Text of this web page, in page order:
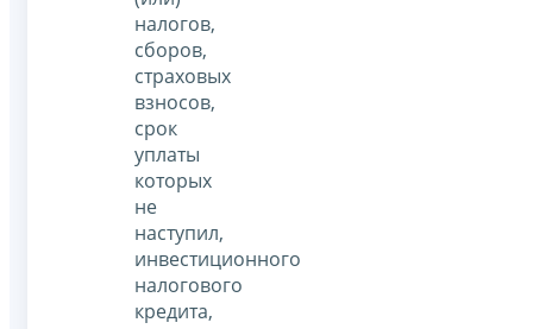
налогов,
сборов,
страховых
взносов,
срок
уплаты
которых
не
наступил,
инвестиционного
налогового
кредита,